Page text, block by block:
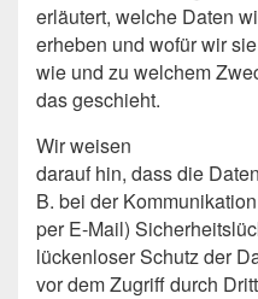
erläutert, welche Daten
erheben und wofür wir
wie und zu welchem
das geschieht.
Wir weisen
darauf hin, dass die
B. bei der Kommunikation
per E-Mail)
lückenloser Schutz der
vor dem Zugriff durch